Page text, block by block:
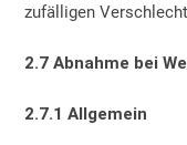
zufälligen
2.7 Abnahme bei
2.7.1 Allgemein